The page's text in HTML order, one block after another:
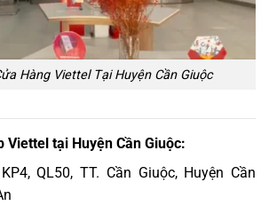
Hàng Viettel Tại Huyện Cần Giuộc
Viettel tại Huyện Cần Giuộc:
QL50, TT. Cần Giuộc, Huyện Cần